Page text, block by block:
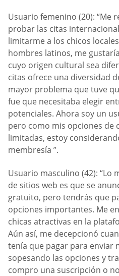
Usuario femenino (20): “Me
probar las citas
limitarme a los chicos
hombres latinos, me
cuyo origen cultural sea
citas ofrece una diversidad
mayor problema que tuve
fue que necesitaba elegir
potenciales. Ahora soy un
pero como mis opciones de
limitadas, estoy
membresía ”.
Usuario masculino (42): “Lo
de sitios web es que se
gratuito, pero tendrás que
opciones importantes. Me
chicas atractivas en la
Aún así, me decepcionó
tenía que pagar para enviar
sopesando las opciones y
compro una suscripción o